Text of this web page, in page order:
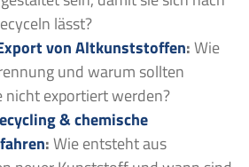
lässt?
von Altkunststoffen:Wie
und warum sollten
exportiert werden?
& chemische
:Wie entsteht aus